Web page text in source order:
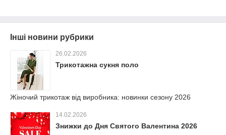
Інші новини рубрики
26.02.2026
Трикотажна сукня поло
Жіночий трикотаж від виробника: новинки сезону 2026
14.02.2026
Знижки до Дня Святого Валентина 2026